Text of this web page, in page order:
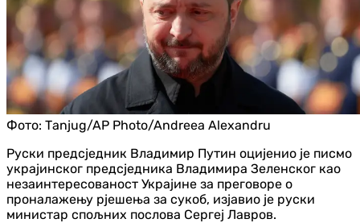
Фото: Таnjug/AP Photo/Andreea Alexandru
Руски предсједник Владимир Путин оцијенио је писмо
украјинског предсједника Владимира Зеленског као
незаинтересованост Украјине за преговоре о
проналажењу рјешења за сукоб, изјавио је руски
министар спољних послова Сергеј Лавров.